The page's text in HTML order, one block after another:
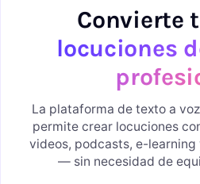
Convierte
locuciones
La plataforma de texto a
permite crear locuciones
videos, podcasts, e-learning
— sin necesidad de